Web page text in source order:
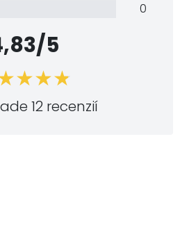
0
5
12 recenzií